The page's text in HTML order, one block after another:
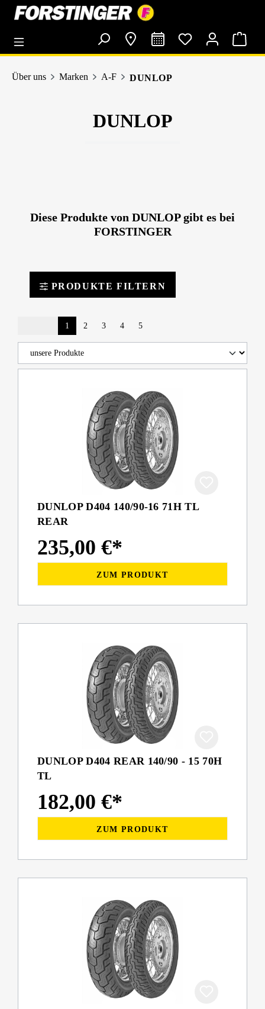
springen
Über uns Marken A-F DUNLOP
DUNLOP
Diese Produkte von DUNLOP gibt es bei
FORSTINGER
PRODUKTE FILTERN
1 2 3 4 5
DUNLOP D404 140/90-16 71H TL
REAR
235,00 €*
ZUM PRODUKT
DUNLOP D404 REAR 140/90 - 15 70H
TL
182,00 €*
ZUM PRODUKT